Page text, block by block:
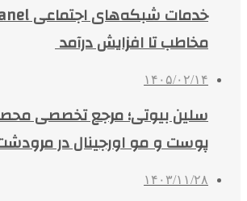
مخاطب تا افزایش درآمد
۱۴۰۵/۰۲/۱۴
سلین بیوتی؛ مرجع تخصصی
پوست و مو اورجینال در
۱۴۰۳/۱۱/۲۸